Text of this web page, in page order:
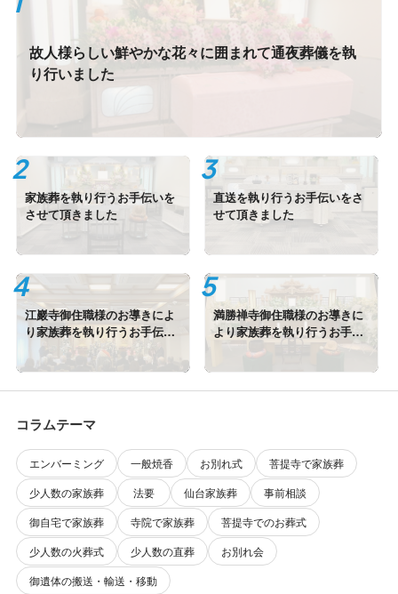
故人様らしい鮮やかな花々に囲まれて通夜葬儀を執
り行いました
家族葬を執り行うお手伝いを
させて頂きました
直送を執り行うお手伝いをさ
せて頂きました
江巖寺御住職様のお導きによ
り家族葬を執り行うお手伝い
をさせて頂きました
満勝禅寺御住職様のお導きに
より家族葬を執り行うお手伝
いをさせて頂きました
コラムテーマ
エンバーミング 一般焼香 お別れ式
菩提寺で家族葬
少人数の家族葬
法要 仙台家族葬
事前相談
御自宅で家族葬
寺院で家族葬
菩提寺でのお葬式
少人数の火葬式
少人数の直葬
お別れ会
御遺体の搬送・輸送・移動